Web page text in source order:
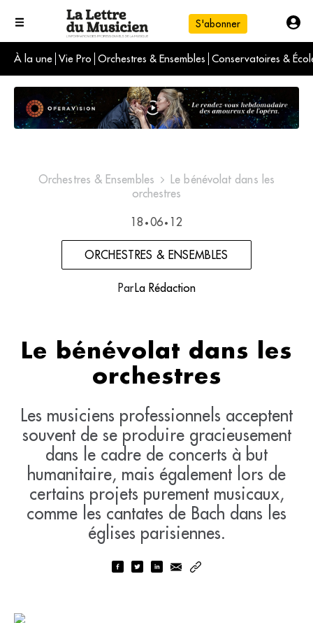
S'abonner
À la une Vie Pro Orchestres & Ensembles Conservatoires &
L'info du jour
Le numéro du mois
International
Orchestres & Ensembles
Le bénévolat dans les
orchestres
18 • 06 • 12
ORCHESTRES & ENSEMBLES
Par La Rédaction
Le bénévolat dans les
orchestres
Les musiciens professionnels acceptent
souvent de se produire gracieusement
dans le cadre de concerts à but
humanitaire, mais également lors de
certains projets purement musicaux,
comme les cantates de Bach dans les
églises parisiennes.